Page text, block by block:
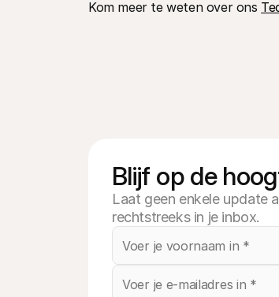
Kom meer te weten over ons
Blijf op de
Laat geen enkele update
rechtstreeks in je inbox.